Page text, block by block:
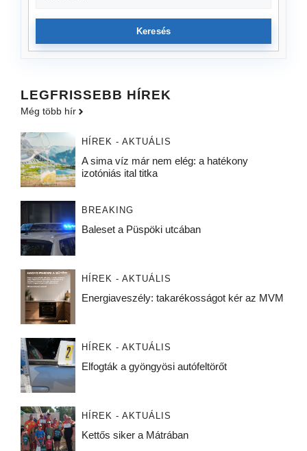
Keresés
LEGFRISSEBB HÍREK
Még több hír
HÍREK - AKTUÁLIS
A sima víz már nem elég: a hatékony
izotóniás ital titka
BREAKING
Baleset a Püspöki utcában
HÍREK - AKTUÁLIS
Energiaveszély: takarékosságot kér az MVM
HÍREK - AKTUÁLIS
Elfogták a gyöngyösi autófeltörőt
HÍREK - AKTUÁLIS
Kettős siker a Mátrában